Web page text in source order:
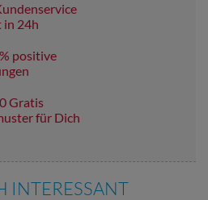
24h
positive
Gratis
für Dich
INTERESSANT